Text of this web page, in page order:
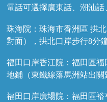
電話可選擇廣東話、潮汕
珠海院：珠海市香洲區 拱
對面），拱北口岸步行8分
福田口岸香江院：福田區
地鋪（東鐵線落馬洲站出關
福田口岸廣場院：福田區